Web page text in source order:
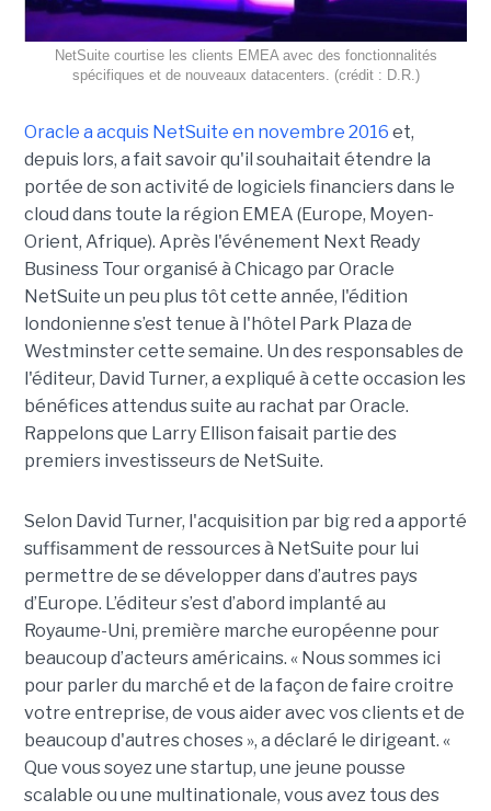
NetSuite courtise les clients EMEA avec des fonctionnalités
spécifiques et de nouveaux datacenters. (crédit : D.R.)
Oracle a acquis NetSuite en novembre 2016 et,
depuis lors, a fait savoir qu'il souhaitait étendre la
portée de son activité de logiciels financiers dans le
cloud dans toute la région EMEA (Europe, Moyen-
Orient, Afrique). Après l'événement Next Ready
Business Tour organisé à Chicago par Oracle
NetSuite un peu plus tôt cette année, l'édition
londonienne s’est tenue à l'hôtel Park Plaza de
Westminster cette semaine. Un des responsables de
l'éditeur, David Turner, a expliqué à cette occasion les
bénéfices attendus suite au rachat par Oracle.
Rappelons que Larry Ellison faisait partie des
premiers investisseurs de NetSuite.
Selon David Turner, l'acquisition par big red a apporté
suffisamment de ressources à NetSuite pour lui
permettre de se développer dans d’autres pays
d’Europe. L’éditeur s’est d’abord implanté au
Royaume-Uni, première marche européenne pour
beaucoup d’acteurs américains. « Nous sommes ici
pour parler du marché et de la façon de faire croitre
votre entreprise, de vous aider avec vos clients et de
beaucoup d'autres choses », a déclaré le dirigeant. «
Que vous soyez une startup, une jeune pousse
scalable ou une multinationale, vous avez tous des